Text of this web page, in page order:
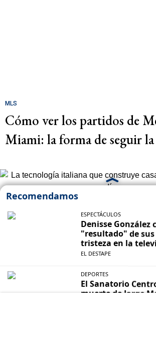
MLS
Cómo ver los partidos de
Miami: la forma de seguir